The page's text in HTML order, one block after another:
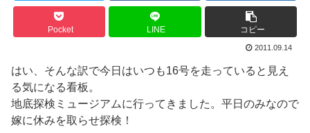
Pocket LINE コピー
2011.09.14
はい、そんな訳で今日はいつも16号を走っていると見え
る気になる看板。
地底探検ミュージアムに行ってきました。平日のみなので
嫁に休みを取らせ探検！